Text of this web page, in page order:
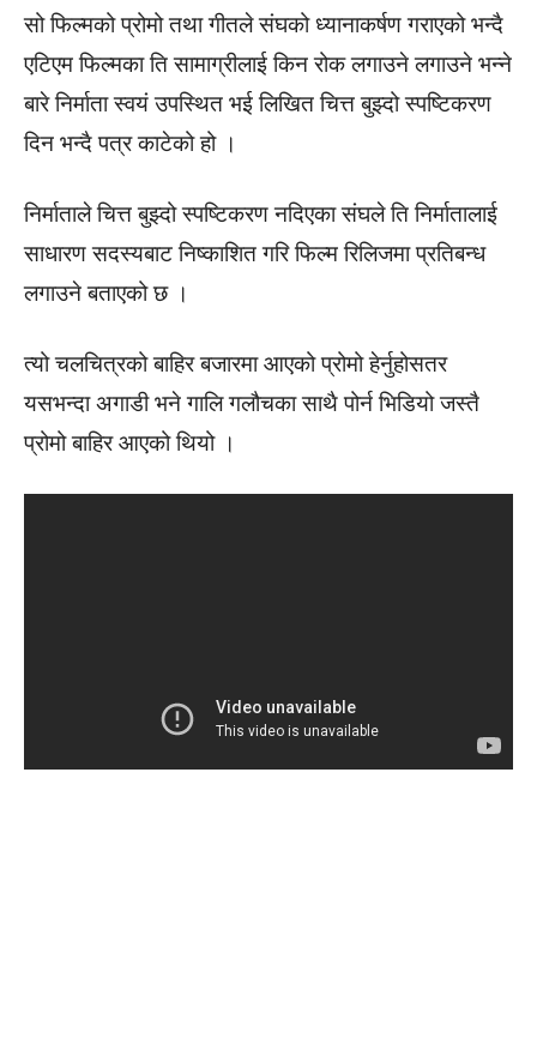
सो फिल्मको प्रोमो तथा गीतले संघको ध्यानाकर्षण गराएको भन्दै
एटिएम फिल्मका ति सामाग्रीलाई किन रोक लगाउने लगाउने भन्ने
बारे निर्माता स्वयं उपस्थित भई लिखित चित्त बुझ्दो स्पष्टिकरण
दिन भन्दै पत्र काटेको हो ।
निर्माताले चित्त बुझ्दो स्पष्टिकरण नदिएका संघले ति निर्मातालाई
साधारण सदस्यबाट निष्काशित गरि फिल्म रिलिजमा प्रतिबन्ध
लगाउने बताएको छ ।
त्यो चलचित्रको बाहिर बजारमा आएको प्रोमो हेर्नुहोसतर
यसभन्दा अगाडी भने गालि गलौचका साथै पोर्न भिडियो जस्तै
प्रोमो बाहिर आएको थियो ।